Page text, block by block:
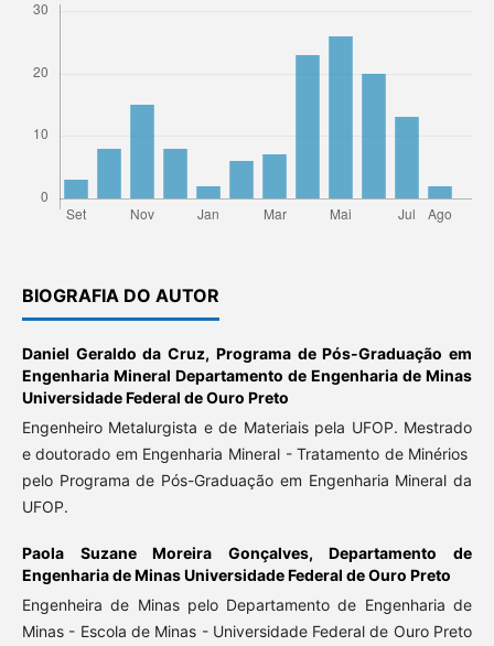
BIOGRAFIA DO AUTOR
Daniel Geraldo da Cruz, Programa de Pós-Graduação em
Engenharia Mineral Departamento de Engenharia de Minas
Universidade Federal de Ouro Preto
Engenheiro Metalurgista e de Materiais pela UFOP. Mestrado
e doutorado em Engenharia Mineral - Tratamento de Minérios
pelo Programa de Pós-Graduação em Engenharia Mineral da
UFOP.
Paola Suzane Moreira Gonçalves,Departamento de
Engenharia de Minas Universidade Federal de Ouro Preto
Engenheira de Minas pelo Departamento de Engenharia de
Minas - Escola de Minas - Universidade Federal de Ouro Preto